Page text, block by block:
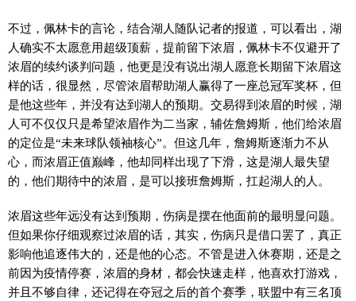
不过，佩林卡的言论，结合湖人随队记者的报道，可以看出，湖
人确实不太愿意用超级顶薪，提前留下浓眉，佩林卡不仅避开了
浓眉的续约谈判问题，他更是没有说出湖人愿意长期留下浓眉这
样的话，很显然，尽管浓眉帮助湖人赢得了一座总冠军奖杯，但
是他这些年，并没有达到湖人的预期。交易得到浓眉的时候，湖
人可不仅仅只是希望浓眉作为二当家，辅佐詹姆斯，他们给浓眉
的定位是“未来球队领袖核心”。但这几年，詹姆斯逐渐力不从
心，而浓眉正值巅峰，他却同样出现了下滑，这是湖人最失望
的，他们期待中的浓眉，是可以接班詹姆斯，扛起湖人的人。
浓眉这些年远没有达到预期，伤病是摆在他面前的最明显问题。
但如果你仔细观察过浓眉的话，其实，伤病只是借口罢了，真正
影响他追逐伟大的，还是他的心态。不管是进入休赛期，还是之
前因为疫情停赛，浓眉的身材，都会快速走样，他喜欢打游戏，
并且不够自律，还记得在夺冠之后的首个赛季，联盟中有三名顶